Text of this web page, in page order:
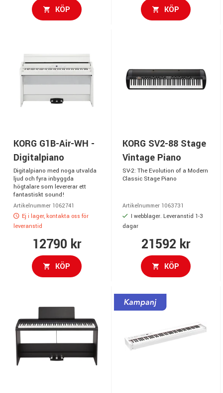
KÖP KÖP
KORG G1B-Air-WH -
Digitalpiano
Digitalpiano med noga utvalda
ljud och fyra inbyggda
högtalare som levererar ett
fantastiskt sound!
Artikelnummer 1062741
Ej i lager, kontakta oss för
leveranstid
12790 kr
KÖP
KORG SV2-88 Stage
Vintage Piano
SV-2: The Evolution of a Modern
Classic Stage Piano
Artikelnummer 1063731
I webblager. Leveranstid 1-3
dagar
21592 kr
KÖP